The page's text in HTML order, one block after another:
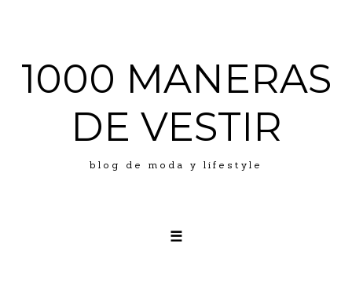
1000 MANERAS
DE VESTIR
blog de moda y lifestyle
☰